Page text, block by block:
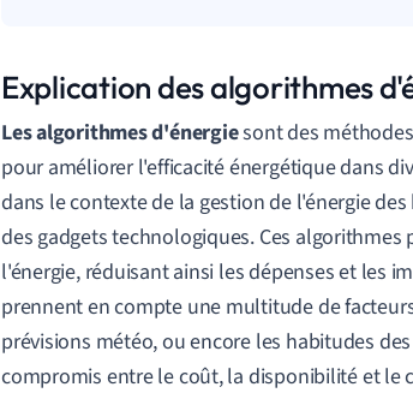
Explication des algorithmes
Les algorithmes d'énergiesont des
pour améliorer l'efficacité énergétique dans
dans le contexte de la gestion de l'énergie
des gadgets technologiques. Ces
l'énergie, réduisant ainsi les dépenses et les
prennent en compte une multitude de
prévisions météo, ou encore les habitudes
compromis entre le coût, la disponibilité et le